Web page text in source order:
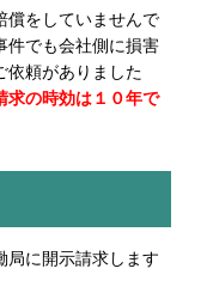
償をしていませんで
件でも会社側に損害
依頼がありました
求の時効は１０年で
局に開示請求します